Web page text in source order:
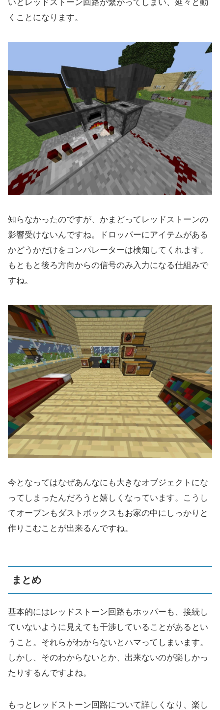
いとレッドストーン回路が繋がってしまい、延々と動
くことになります。
知らなかったのですが、かまどってレッドストーンの
影響受けないんですね。ドロッパーにアイテムがある
かどうかだけをコンパレーターは検知してくれます。
もともと後ろ方向からの信号のみ入力になる仕組みで
すね。
今となってはなぜあんなにも大きなオブジェクトにな
ってしまったんだろうと嬉しくなっています。こうし
てオーブンもダストボックスもお家の中にしっかりと
作りこむことが出来るんですね。
まとめ
基本的にはレッドストーン回路もホッパーも、接続し
ていないように見えても干渉していることがあるとい
うこと。それらがわからないとハマってしまいます。
しかし、そのわからないとか、出来ないのが楽しかっ
たりするんですよね。
もっとレッドストーン回路について詳しくなり、楽し